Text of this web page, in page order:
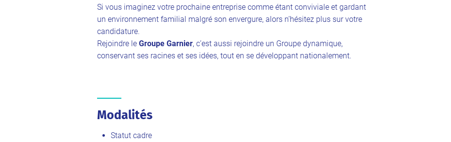
Si vous imaginez votre prochaine entreprise comme étant conviviale et gardant
un environnement familial malgré son envergure, alors n’hésitez plus sur votre
candidature.
Rejoindre le Groupe Garnier, c’est aussi rejoindre un Groupe dynamique,
conservant ses racines et ses idées, tout en se développant nationalement.
Modalités
Statut cadre